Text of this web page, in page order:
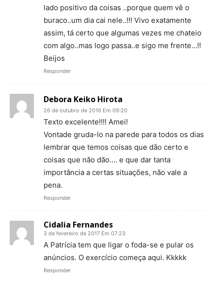
lado positivo da coisas ..porque quem vê o
buraco..um dia cai nele..!!! Vivo exatamente
assim, tá certo que algumas vezes me chateio
com algo..mas logo passa..e sigo me frente…!!
Beijos
Responder
Debora Keiko Hirota
26 de outubro de 2016 Em 09:20
Texto excelente!!!! Amei!
Vontade gruda-lo na parede para todos os dias
lembrar que temos coisas que dão certo e
coisas que não dão…. e que dar tanta
importância a certas situações, não vale a
pena.
Responder
Cidalia Fernandes
3 de fevereiro de 2017 Em 07:23
A Patrícia tem que ligar o foda-se e pular os
anúncios. O exercício começa aqui. Kkkkk
Responder